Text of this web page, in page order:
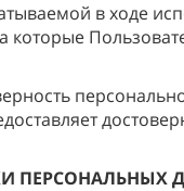
в ходе
которые
ПЕРСОНАЛЬНЫХ